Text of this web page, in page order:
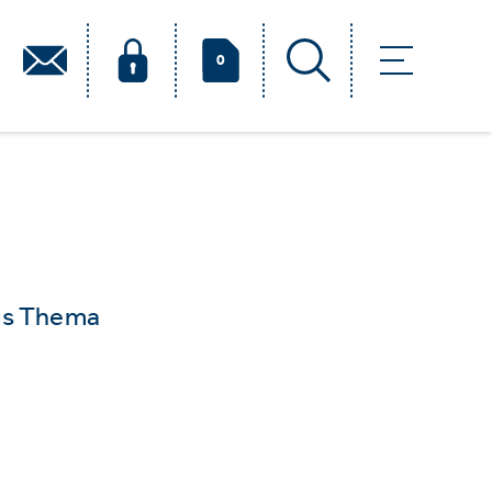
0
Thema